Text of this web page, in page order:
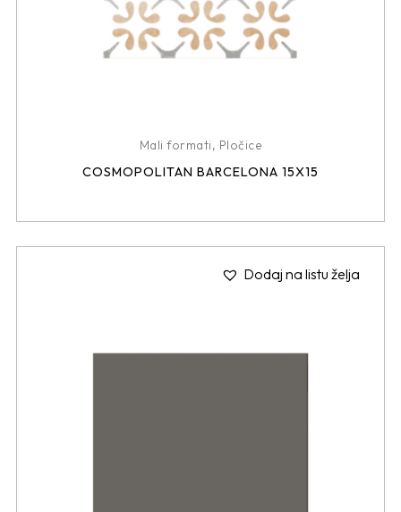
Mali formati, Pločice
COSMOPOLITAN BARCELONA 15X15
Dodaj na listu želja